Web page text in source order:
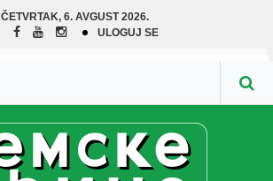
ČETVRTAK, 6. AVGUST 2026.
ULOGUJ SE